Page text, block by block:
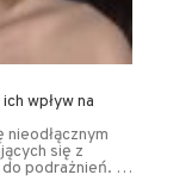
wpływ na
nieodłącznym
się z
do podrażnień. …